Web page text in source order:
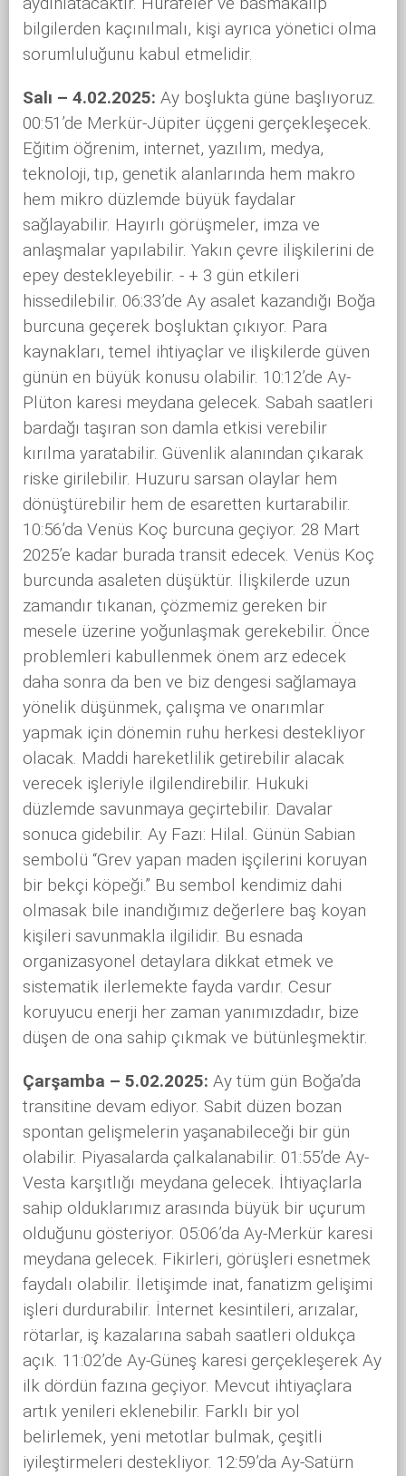
bilgilerden kaçınılmalı, kişi ayrıca yönetici olma
sorumluluğunu kabul etmelidir.
Salı – 4.02.2025: Ay boşlukta güne başlıyoruz.
00:51’de Merkür-Jüpiter üçgeni gerçekleşecek.
Eğitim öğrenim, internet, yazılım, medya,
teknoloji, tıp, genetik alanlarında hem makro
hem mikro düzlemde büyük faydalar
sağlayabilir. Hayırlı görüşmeler, imza ve
anlaşmalar yapılabilir. Yakın çevre ilişkilerini de
epey destekleyebilir. - + 3 gün etkileri
hissedilebilir. 06:33’de Ay asalet kazandığı Boğa
burcuna geçerek boşluktan çıkıyor. Para
kaynakları, temel ihtiyaçlar ve ilişkilerde güven
günün en büyük konusu olabilir. 10:12’de Ay-
Plüton karesi meydana gelecek. Sabah saatleri
bardağı taşıran son damla etkisi verebilir
kırılma yaratabilir. Güvenlik alanından çıkarak
riske girilebilir. Huzuru sarsan olaylar hem
dönüştürebilir hem de esaretten kurtarabilir.
10:56’da Venüs Koç burcuna geçiyor. 28 Mart
2025’e kadar burada transit edecek. Venüs Koç
burcunda asaleten düşüktür. İlişkilerde uzun
zamandır tıkanan, çözmemiz gereken bir
mesele üzerine yoğunlaşmak gerekebilir. Önce
problemleri kabullenmek önem arz edecek
daha sonra da ben ve biz dengesi sağlamaya
yönelik düşünmek, çalışma ve onarımlar
yapmak için dönemin ruhu herkesi destekliyor
olacak. Maddi hareketlilik getirebilir alacak
verecek işleriyle ilgilendirebilir. Hukuki
düzlemde savunmaya geçirtebilir. Davalar
sonuca gidebilir. Ay Fazı: Hilal. Günün Sabian
sembolü “Grev yapan maden işçilerini koruyan
bir bekçi köpeği.” Bu sembol kendimiz dahi
olmasak bile inandığımız değerlere baş koyan
kişileri savunmakla ilgilidir. Bu esnada
organizasyonel detaylara dikkat etmek ve
sistematik ilerlemekte fayda vardır. Cesur
koruyucu enerji her zaman yanımızdadır, bize
düşen de ona sahip çıkmak ve bütünleşmektir.
Çarşamba – 5.02.2025: Ay tüm gün Boğa’da
transitine devam ediyor. Sabit düzen bozan
spontan gelişmelerin yaşanabileceği bir gün
olabilir. Piyasalarda çalkalanabilir. 01:55’de Ay-
Vesta karşıtlığı meydana gelecek. İhtiyaçlarla
sahip olduklarımız arasında büyük bir uçurum
olduğunu gösteriyor. 05:06’da Ay-Merkür karesi
meydana gelecek. Fikirleri, görüşleri esnetmek
faydalı olabilir. İletişimde inat, fanatizm gelişimi
işleri durdurabilir. İnternet kesintileri, arızalar,
rötarlar, iş kazalarına sabah saatleri oldukça
açık. 11:02’de Ay-Güneş karesi gerçekleşerek Ay
ilk dördün fazına geçiyor. Mevcut ihtiyaçlara
artık yenileri eklenebilir. Farklı bir yol
belirlemek, yeni metotlar bulmak, çeşitli
iyileştirmeleri destekliyor. 12:59’da Ay-Satürn